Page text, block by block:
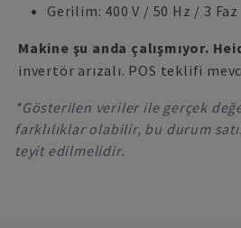
Gerilim: 400 V / 50 Hz / 3 Faz
Makine şu anda çalışmıyor.
invertör arızalı. POS teklifi
*Gösterilen veriler ile gerçek
farklılıklar olabilir, bu durum
teyit edilmelidir.